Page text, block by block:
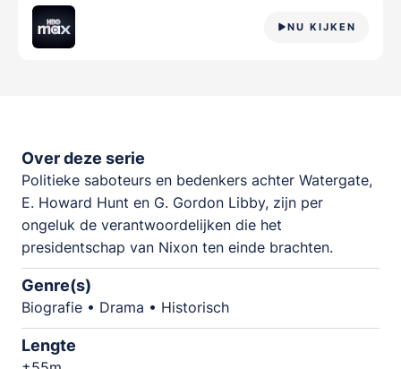
NU KIJKEN
Over deze serie
Politieke saboteurs en bedenkers achter Watergate,
E. Howard Hunt en G. Gordon Libby, zijn per
ongeluk de verantwoordelijken die het
presidentschap van Nixon ten einde brachten.
Genre(s)
Biografie • Drama • Historisch
Lengte